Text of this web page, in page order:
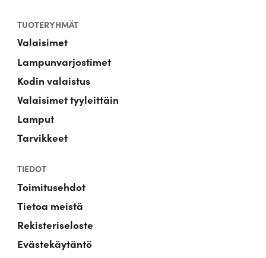
TUOTERYHMÄT
Valaisimet
Lampunvarjostimet
Kodin valaistus
Valaisimet tyyleittäin
Lamput
Tarvikkeet
TIEDOT
Toimitusehdot
Tietoa meistä
Rekisteriseloste
Evästekäytäntö